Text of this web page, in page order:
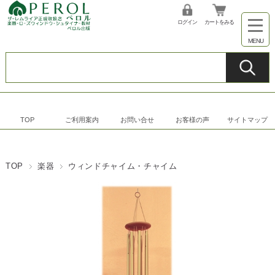
ログイン カートをみる
TOP ご利用案内 お問い合せ お客様の声 サイトマップ
TOP 楽器 ウィンドチャイム・チャイム